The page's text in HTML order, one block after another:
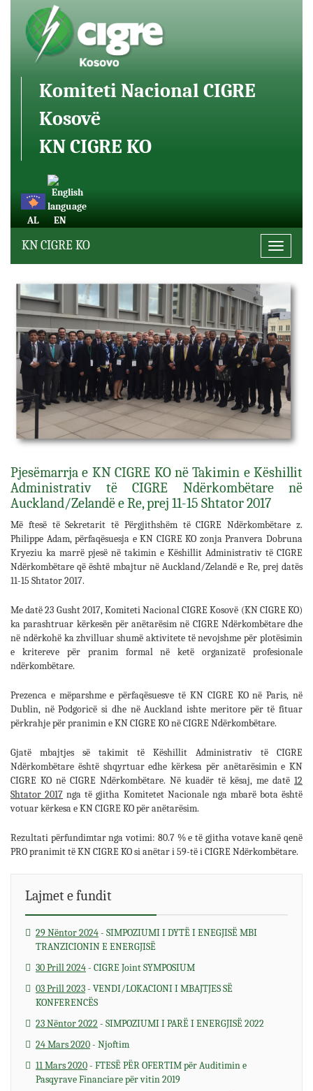
Komiteti Nacional CIGRE
Kosovë
KN CIGRE KO
AL EN
Toggle
KN CIGRE KO
Pjesëmarrja e KN CIGRE KO në Takimin e Këshillit
Administrativ të CIGRE Ndërkombëtare në
Auckland/Zelandë e Re, prej 11-15 Shtator 2017
Më ftesë të Sekretarit të Përgjithshëm të CIGRE Ndërkombëtare z.
Philippe Adam, përfaqësuesja e KN CIGRE KO zonja Pranvera Dobruna
Kryeziu ka marrë pjesë në takimin e Këshillit Administrativ të CIGRE
Ndërkombëtare që është mbajtur në Auckland/Zelandë e Re, prej datës
11-15 Shtator 2017.
Me datë 23 Gusht 2017, Komiteti Nacional CIGRE Kosovë (KN CIGRE KO)
ka parashtruar kërkesën për anëtarësim në CIGRE Ndërkombëtare dhe
në ndërkohë ka zhvilluar shumë aktivitete të nevojshme për plotësimin
e kritereve për pranim formal në ketë organizatë profesionale
ndërkombëtare.
Prezenca e mëparshme e përfaqësuesve të KN CIGRE KO në Paris, në
Dublin, në Podgoricë si dhe në Auckland ishte meritore për të fituar
përkrahje për pranimin e KN CIGRE KO në CIGRE Ndërkombëtare.
Gjatë mbajtjes së takimit të Këshillit Administrativ të CIGRE
Ndërkombëtare është shqyrtuar edhe kërkesa për anëtarësimin e KN
CIGRE KO në CIGRE Ndërkombëtare. Në kuadër të kësaj, me datë 12
Shtator 2017 nga të gjitha Komitetet Nacionale nga mbarë bota është
votuar kërkesa e KN CIGRE KO për anëtarësim.
Rezultati përfundimtar nga votimi: 80.7 % e të gjitha votave kanë qenë
PRO pranimit të KN CIGRE KO si anëtar i 59-të i CIGRE Ndërkombëtare.
Lajmet e fundit
29 Nëntor 2024- SIMPOZIUMI I DYTË I ENEGJISË MBI
TRANZICIONIN E ENERGJISË
30 Prill 2024- CIGRE Joint SYMPOSIUM
03 Prill 2023- VENDI/LOKACIONI I MBAJTJES SË
KONFERENCËS
23 Nëntor 2022- SIMPOZIUMI I PARË I ENERGJISË 2022
24 Mars 2020- Njoftim
11 Mars 2020- FTESË PËR OFERTIM për Auditimin e
Pasqyrave Financiare për vitin 2019